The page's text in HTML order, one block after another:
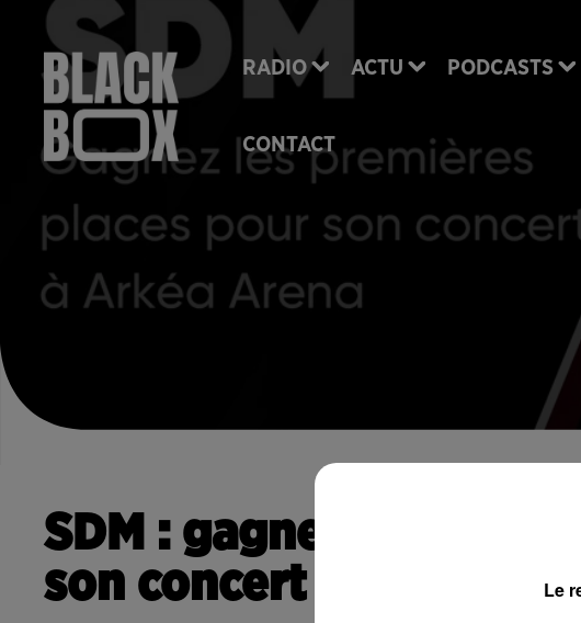
RADIO ACTU PODCASTS
CONTACT
SDM : gagnez les
son concert à Arkéa
Le